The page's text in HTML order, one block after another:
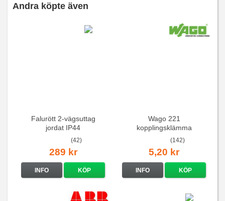
Andra köpte även
Falurött 2-vägsuttag
jordat IP44
(42)
289 kr
INFO KÖP
Wago 221
kopplingsklämma
(142)
5,20 kr
INFO KÖP